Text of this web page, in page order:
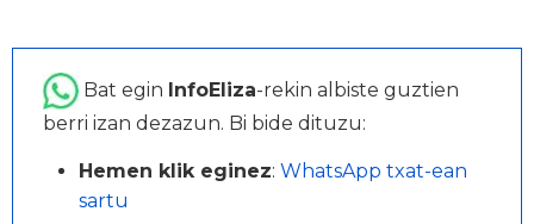
Bat egin InfoEliza-rekin albiste guztien
berri izan dezazun. Bi bide dituzu:
Hemen klik eginez: WhatsApp txat-ean
sartu